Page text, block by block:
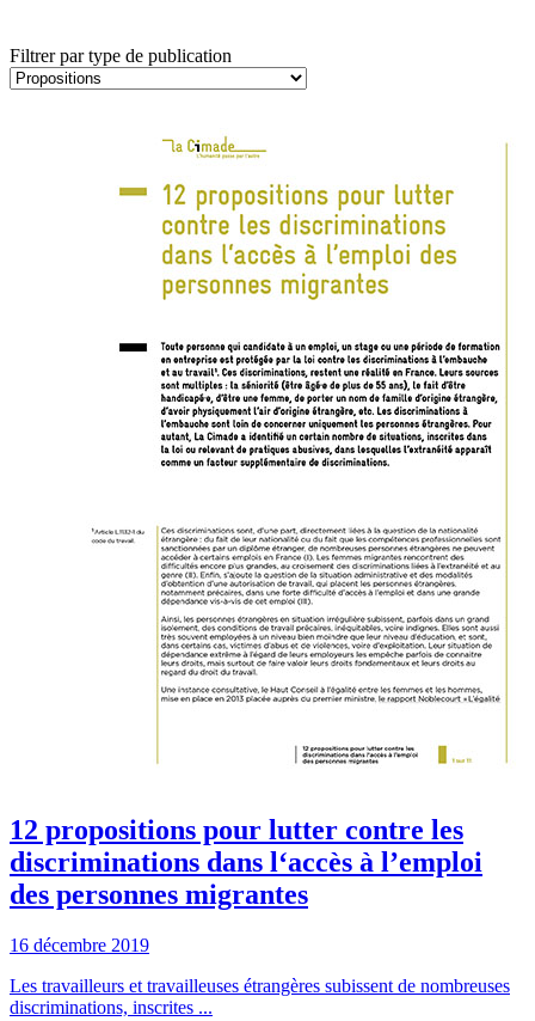
Filtrer par type de publication
12 propositions pour lutter contre les
discriminations dans l‘accès à l’emploi
des personnes migrantes
16 décembre 2019
Les travailleurs et travailleuses étrangères subissent de nombreuses
discriminations, inscrites ...